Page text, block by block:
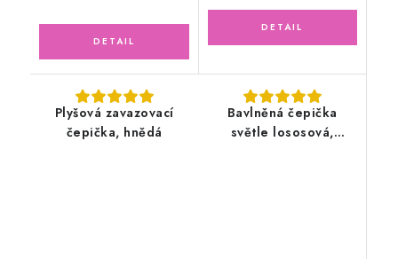
Plyšová zavazovací
čepička, hnědá
Bavlněná čepička
světle lososová,